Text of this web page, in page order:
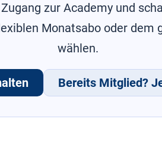
zur Academy und
Monatsabo oder dem
wählen.
Bereits Mitglied?